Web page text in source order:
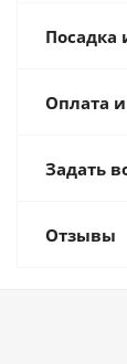
Посадка
Оплата
Задать
Отзывы